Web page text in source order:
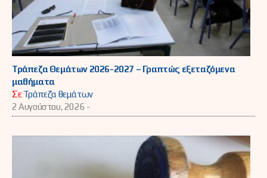
Τράπεζα Θεμάτων 2026-2027 – Γραπτώς εξεταζόμενα
μαθήματα
ΣεΤράπεζα θεμάτων
2 Αυγούστου, 2026 -